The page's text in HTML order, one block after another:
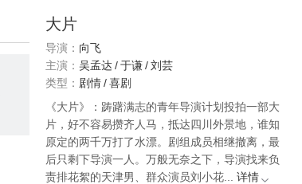
大片
导演： 向飞
主演： 吴孟达 /于谦/刘芸
类型： 剧情/喜剧
《大片》：踌躇满志的青年导演计划投拍一部大
片，好不容易攒齐人马，抵达四川外景地，谁知
原定的两千万打了水漂。剧组成员相继撤离，最
后只剩下导演一人。万般无奈之下，导演找来负
责排花絮的天津男、群众演员刘小花...
详情